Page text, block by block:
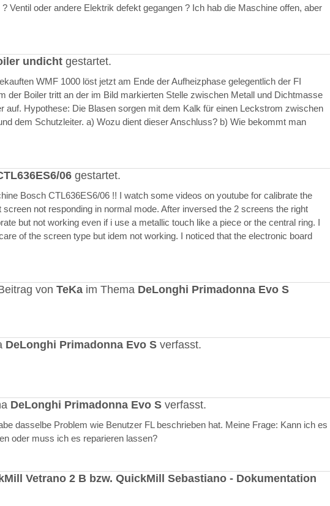
Ventil oder andere Elektrik defekt gegangen ? Ich hab die Maschine offen, aber
undicht gestartet.
WMF 1000 löst jetzt am Ende der Aufheizphase gelegentlich der FI
der Boiler tritt an der im Bild markierten Stelle zwischen Metall und Dichtmasse
auf. Hypothese: Die Blasen sorgen mit dem Kalk für einen Leckstrom zwischen
dem Schutzleiter. a) Wozu dient dieser Anschluss? b) Wie bekommt man
06 gestartet.
Bosch CTL636ES6/06 !! I watch some videos on youtube for calibrate the
not responding in normal mode. After inversed the 2 screens the right
but not working even if i use a metallic touch like a piece or the central ring. I
of the screen type but idem not working. I noticed that the electronic board
vonTeKa im Thema DeLonghi Primadonna Evo S
DeLonghi Primadonna Evo S verfasst.
DeLonghi Primadonna Evo S verfasst.
dasselbe Problem wie Benutzer FL beschrieben hat. Meine Frage: Kann ich es
oder muss ich es reparieren lassen?
Vetrano 2 B bzw. QuickMill Sebastiano - Dokumentation